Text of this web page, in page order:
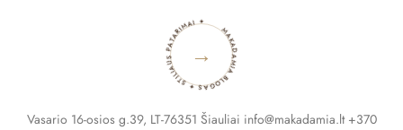
MAKADAMIA BLOGAS ✦ STILIAUS PATARIMAI ✦
→
Vasario 16-osios g.39, LT-76351 Šiauliai info@makadamia.lt +370